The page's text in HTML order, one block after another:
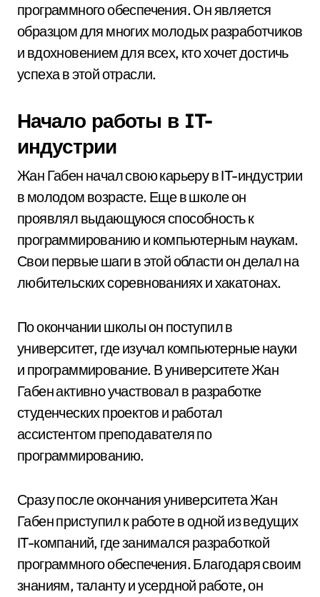
программного обеспечения. Он является
образцом для многих молодых разработчиков
и вдохновением для всех, кто хочет достичь
успеха в этой отрасли.
Начало работы в IT-
индустрии
Жан Габен начал свою карьеру в IT-индустрии
в молодом возрасте. Еще в школе он
проявлял выдающуюся способность к
программированию и компьютерным наукам.
Свои первые шаги в этой области он делал на
любительских соревнованиях и хакатонах.
По окончании школы он поступил в
университет, где изучал компьютерные науки
и программирование. В университете Жан
Габен активно участвовал в разработке
студенческих проектов и работал
ассистентом преподавателя по
программированию.
Сразу после окончания университета Жан
Габен приступил к работе в одной из ведущих
IT-компаний, где занимался разработкой
программного обеспечения. Благодаря своим
знаниям, таланту и усердной работе, он